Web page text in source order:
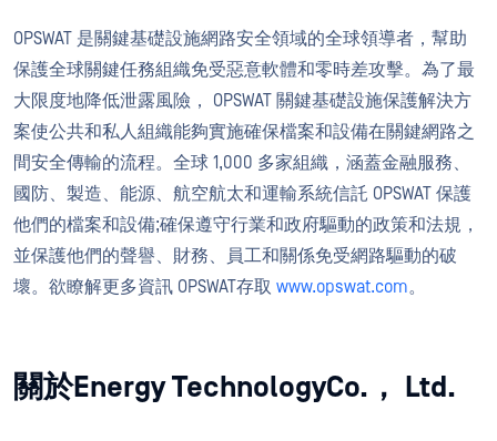
OPSWAT 是關鍵基礎設施網路安全領域的全球領導者，幫助
保護全球關鍵任務組織免受惡意軟體和零時差攻擊。為了最
大限度地降低泄露風險， OPSWAT 關鍵基礎設施保護解決方
案使公共和私人組織能夠實施確保檔案和設備在關鍵網路之
間安全傳輸的流程。全球 1,000 多家組織，涵蓋金融服務、
國防、製造、能源、航空航太和運輸系統信託 OPSWAT 保護
他們的檔案和設備;確保遵守行業和政府驅動的政策和法規，
並保護他們的聲譽、財務、員工和關係免受網路驅動的破
壞。欲瞭解更多資訊 OPSWAT存取 www.opswat.com。
關於Energy TechnologyCo.， Ltd.